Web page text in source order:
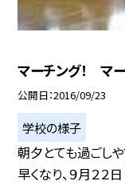
マーチング！ マ
公開日 2016/09/23
学校の様子
朝夕とても過ごし
早くなり、９月２２日